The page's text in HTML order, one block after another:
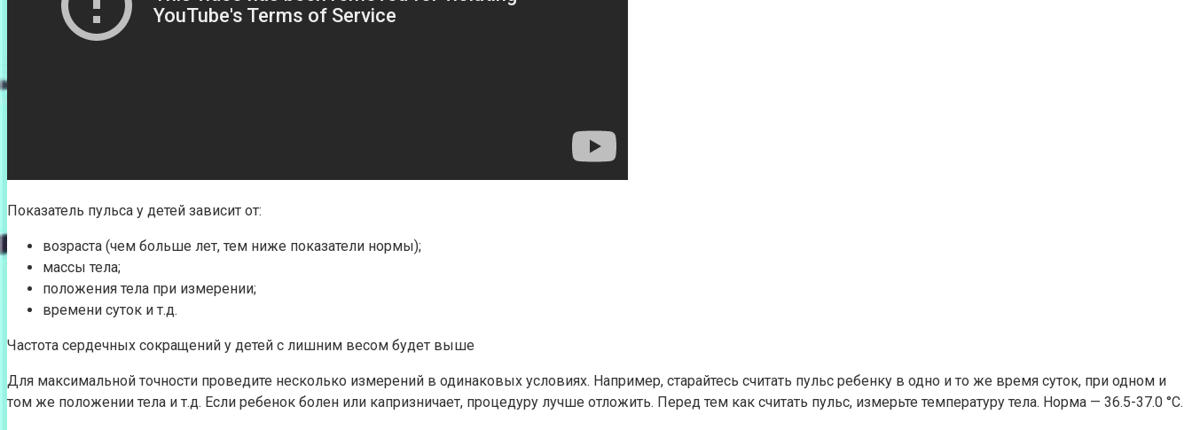
Показатель пульса у детей зависит от:
возраста (чем больше лет, тем ниже показатели нормы);
массы тела;
положения тела при измерении;
времени суток и т.д.
Частота сердечных сокращений у детей с лишним весом будет выше
Для максимальной точности проведите несколько измерений в одинаковых условиях. Например, старайтесь считать пульс ребенку в одно и то же время суток, при одном и
том же положении тела и т.д. Если ребенок болен или капризничает, процедуру лучше отложить. Перед тем как считать пульс, измерьте температуру тела. Норма — 36.5-37.0 °C.